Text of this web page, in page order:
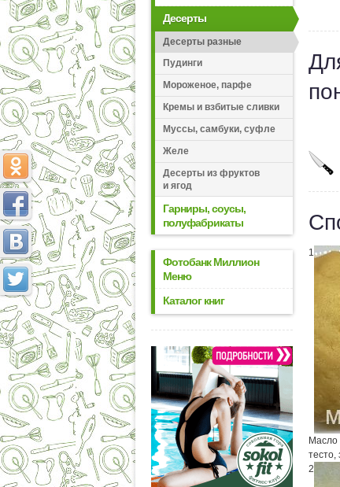
Десерты
Десерты разные
Пудинги
Мороженое, парфе
Кремы и взбитые сливки
Муссы, самбуки, суфле
Желе
Десерты из фруктов
и ягод
Гарниры, соусы,
полуфабрикаты
Фотобанк Миллион
Меню
Каталог книг
1
Масло
тесто,
2